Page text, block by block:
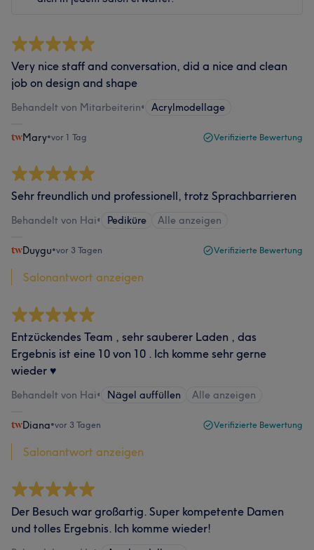
Very nice staff and conversation, did a nice and clean
job on design and shape
Behandelt von Mitarbeiterin• Acrylmodellage
Mary•vor 1 Tag Verifizierte Bewertung
Sehr freundlich und professionell, trotz Sprachbarrieren
Behandelt von Hai• Pediküre Alle anzeigen
Duygu•vor 3 Tagen Verifizierte Bewertung
Salonantwort anzeigen
Entzückendes Team , sehr sauberer Laden , das
Ergebnis ist eine 10 von 10 . Ich komme sehr gerne
wieder ♥️
Behandelt von Hai• Nägel auffüllen Alle anzeigen
Diana•vor 3 Tagen Verifizierte Bewertung
Salonantwort anzeigen
Der Besuch war großartig. Super kompetente Damen
und tolles Ergebnis. Ich komme wieder!